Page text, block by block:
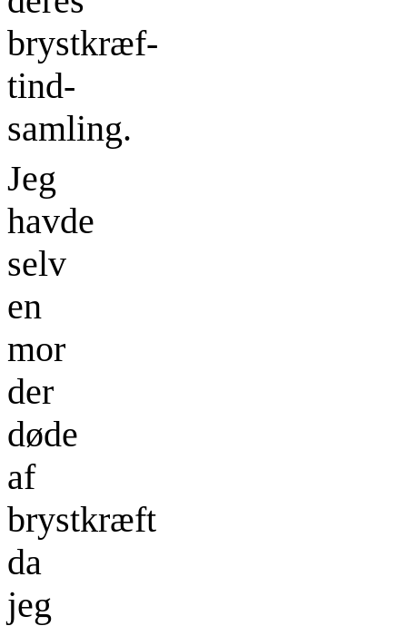
brystkræf­
tind­
samling.
Jeg
havde
selv
en
mor
der
døde
af
brystkræft
da
jeg